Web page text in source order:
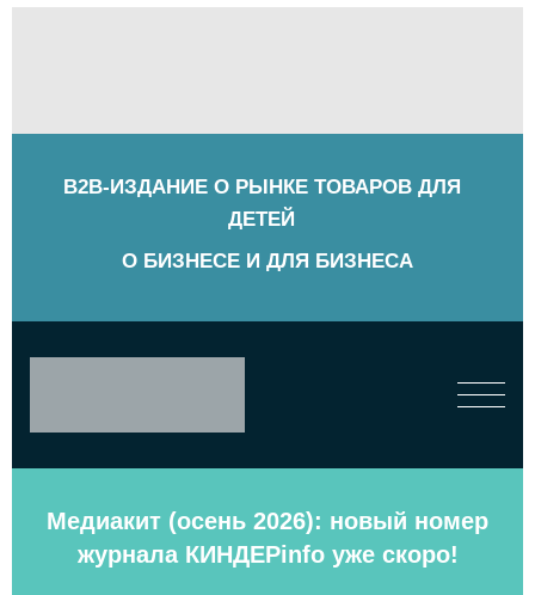
B2B-ИЗДАНИЕ О РЫНКЕ ТОВАРОВ ДЛЯ
ДЕТЕЙ
О БИЗНЕСЕ И ДЛЯ БИЗНЕСА
Медиакит (осень 2026): новый номер
журнала КИНДЕРinfo уже скоро!